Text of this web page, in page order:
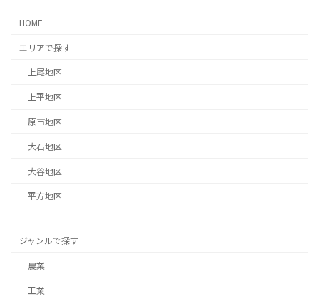
HOME
エリアで探す
上尾地区
上平地区
原市地区
大石地区
大谷地区
平方地区
ジャンルで探す
農業
工業